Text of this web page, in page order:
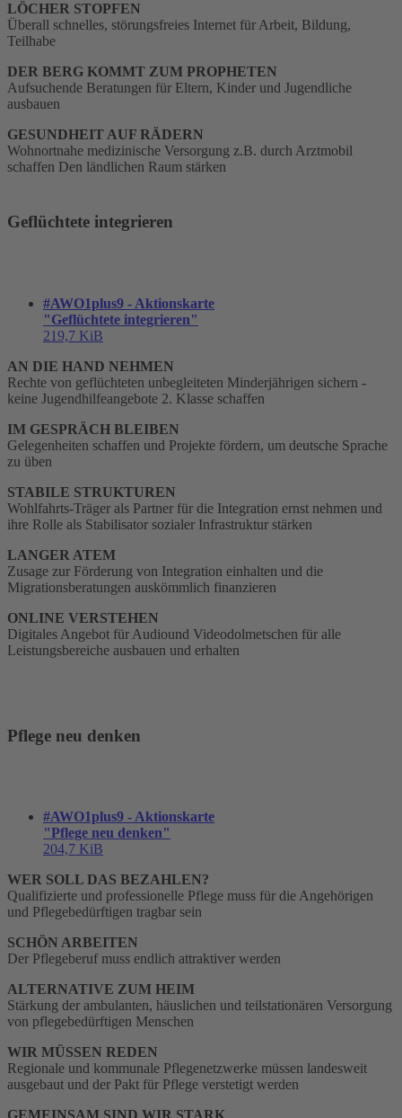
LÖCHER STOPFEN
Überall schnelles, störungsfreies Internet für Arbeit, Bildung,
Teilhabe
DER BERG KOMMT ZUM PROPHETEN
Aufsuchende Beratungen für Eltern, Kinder und Jugendliche
ausbauen
GESUNDHEIT AUF RÄDERN
Wohnortnahe medizinische Versorgung z.B. durch Arztmobil
schaffen Den ländlichen Raum stärken
Geflüchtete integrieren
#AWO1plus9 - Aktionskarte
"Geflüchtete integrieren"
219,7 KiB
AN DIE HAND NEHMEN
Rechte von geflüchteten unbegleiteten Minderjährigen sichern -
keine Jugendhilfeangebote 2. Klasse schaffen
IM GESPRÄCH BLEIBEN
Gelegenheiten schaffen und Projekte fördern, um deutsche Sprache
zu üben
STABILE STRUKTUREN
Wohlfahrts-Träger als Partner für die Integration ernst nehmen und
ihre Rolle als Stabilisator sozialer Infrastruktur stärken
LANGER ATEM
Zusage zur Förderung von Integration einhalten und die
Migrationsberatungen auskömmlich finanzieren
ONLINE VERSTEHEN
Digitales Angebot für Audiound Videodolmetschen für alle
Leistungsbereiche ausbauen und erhalten
Pflege neu denken
#AWO1plus9 - Aktionskarte
"Pflege neu denken"
204,7 KiB
WER SOLL DAS BEZAHLEN?
Qualifizierte und professionelle Pflege muss für die Angehörigen
und Pflegebedürftigen tragbar sein
SCHÖN ARBEITEN
Der Pflegeberuf muss endlich attraktiver werden
ALTERNATIVE ZUM HEIM
Stärkung der ambulanten, häuslichen und teilstationären Versorgung
von pflegebedürftigen Menschen
WIR MÜSSEN REDEN
Regionale und kommunale Pflegenetzwerke müssen landesweit
ausgebaut und der Pakt für Pflege verstetigt werden